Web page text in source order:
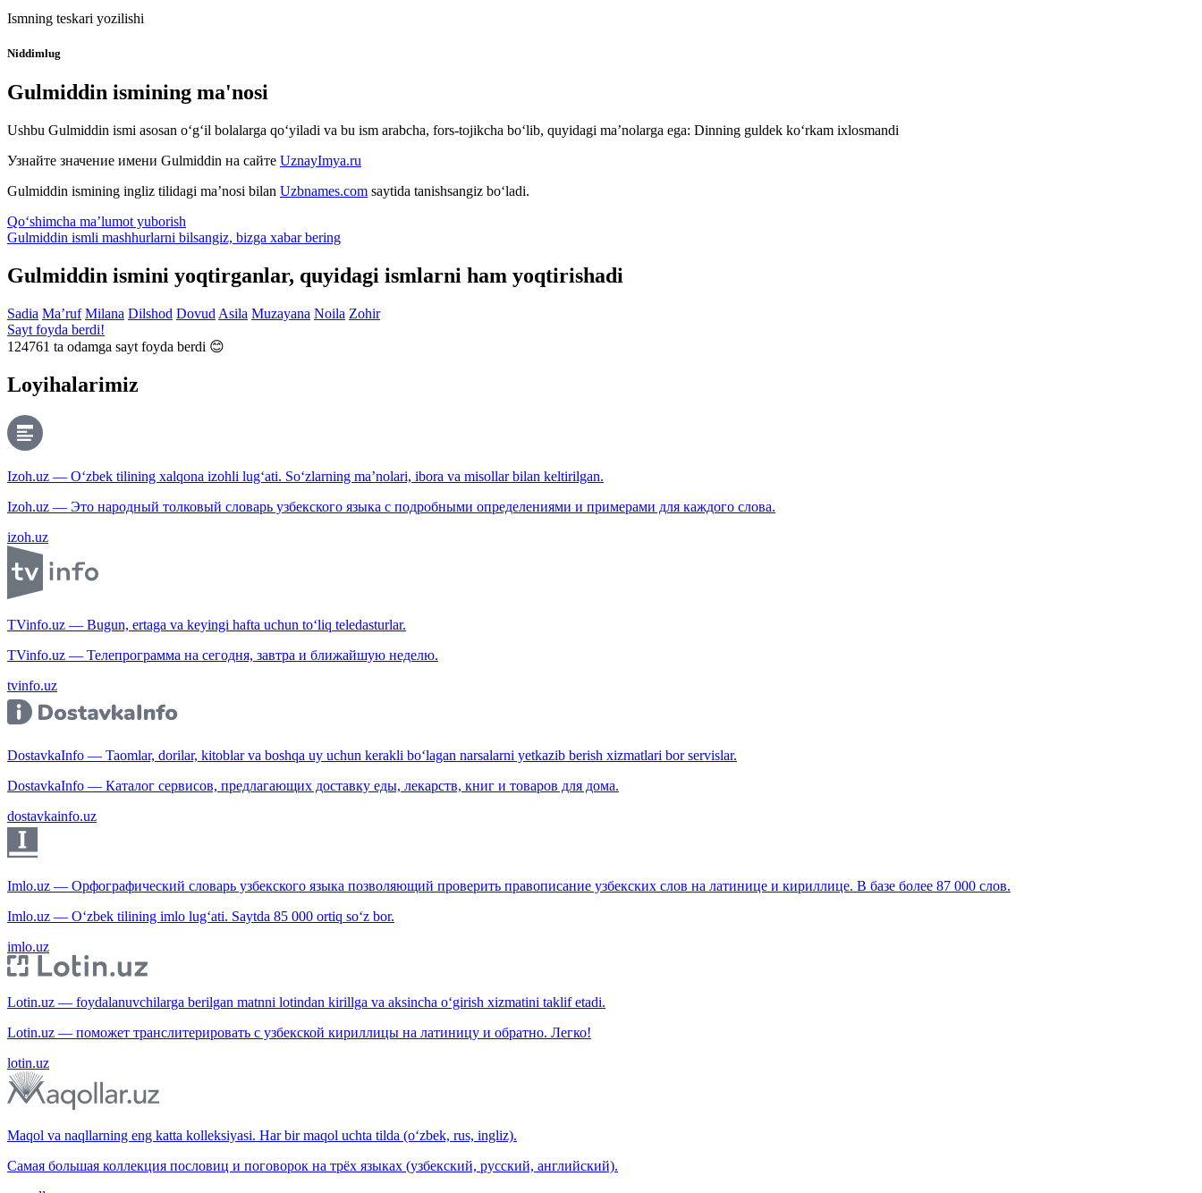
Ismning teskari yozilishi
Niddimlug
Gulmiddin ismining ma'nosi
Ushbu Gulmiddin ismi asosan o‘g‘il bolalarga qo‘yiladi va bu ism arabcha, fors-tojikcha bo‘lib, quyidagi ma’nolarga ega: Dinning guldek ko‘rkam ixlosmandi
Узнайте значение имени Gulmiddin на сайте UznayImya.ru
Gulmiddin ismining ingliz tilidagi ma’nosi bilan Uzbnames.com saytida tanishsangiz bo‘ladi.
Qo‘shimcha ma’lumot yuborish
Gulmiddin ismli mashhurlarni bilsangiz, bizga xabar bering
Gulmiddin ismini yoqtirganlar, quyidagi ismlarni ham yoqtirishadi
Sadia Ma’ruf Milana Dilshod Dovud Asila Muzayana Noila Zohir
Sayt foyda berdi!
124761 ta odamga sayt foyda berdi 😊
Loyihalarimiz
Izoh.uz — O‘zbek tilining xalqona izohli lug‘ati. So‘zlarning ma’nolari, ibora va misollar bilan keltirilgan.
Izoh.uz — Это народный толковый словарь узбекского языка с подробными определениями и примерами для каждого слова.
izoh.uz
TVinfo.uz — Bugun, ertaga va keyingi hafta uchun to‘liq teledasturlar.
TVinfo.uz — Телепрограмма на сегодня, завтра и ближайшую неделю.
tvinfo.uz
DostavkaInfo — Taomlar, dorilar, kitoblar va boshqa uy uchun kerakli bo‘lagan narsalarni yetkazib berish xizmatlari bor servislar.
DostavkaInfo — Каталог сервисов, предлагающих доставку еды, лекарств, книг и товаров для дома.
dostavkainfo.uz
Imlo.uz — Орфографический словарь узбекского языка позволяющий проверить правописание узбекских слов на латинице и кириллице. В базе более 87 000 слов.
Imlo.uz — O‘zbek tilining imlo lug‘ati. Saytda 85 000 ortiq so‘z bor.
imlo.uz
Lotin.uz — foydalanuvchilarga berilgan matnni lotindan kirillga va aksincha o‘girish xizmatini taklif etadi.
Lotin.uz — поможет транслитерировать с узбекской кириллицы на латиницу и обратно. Легко!
lotin.uz
Maqol va naqllarning eng katta kolleksiyasi. Har bir maqol uchta tilda (o‘zbek, rus, ingliz).
Самая большая коллекция пословиц и поговорок на трёх языках (узбекский, русский, английский).